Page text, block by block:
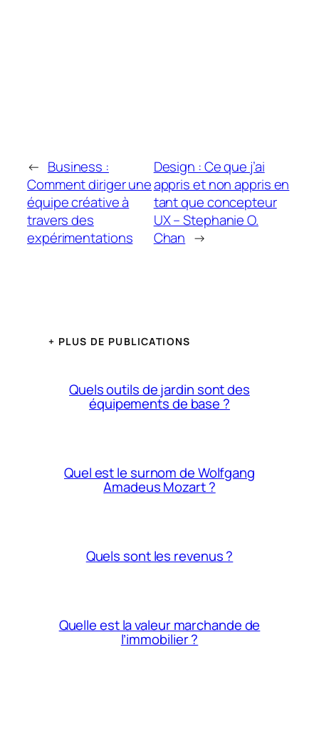
← Business :
Comment diriger une
équipe créative à
travers des
expérimentations
Design : Ce que j’ai
appris et non appris en
tant que concepteur
UX – Stephanie O.
Chan →
+ PLUS DE PUBLICATIONS
Quels outils de jardin sont des
équipements de base ?
Quel est le surnom de Wolfgang
Amadeus Mozart ?
Quels sont les revenus ?
Quelle est la valeur marchande de
l’immobilier ?